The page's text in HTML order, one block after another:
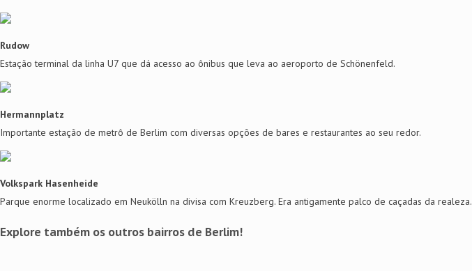
Rudow
Estação terminal da linha U7 que dá acesso ao ônibus que leva ao aeroporto de Schönenfeld.
Hermannplatz
Importante estação de metrô de Berlim com diversas opções de bares e restaurantes ao seu redor.
Volkspark Hasenheide
Parque enorme localizado em Neukölln na divisa com Kreuzberg. Era antigamente palco de caçadas da realeza.
Explore também os outros bairros de Berlim!